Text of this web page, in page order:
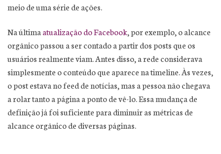
meio de uma série de ações.
Na última atualização do Facebook, por exemplo, o alcance
orgânico passou a ser contado a partir dos posts que os
usuários realmente viam. Antes disso, a rede considerava
simplesmente o conteúdo que aparece na timeline. Às vezes,
o post estava no feed de notícias, mas a pessoa não chegava
a rolar tanto a página a ponto de vê-lo. Essa mudança de
definição já foi suficiente para diminuir as métricas de
alcance orgânico de diversas páginas.